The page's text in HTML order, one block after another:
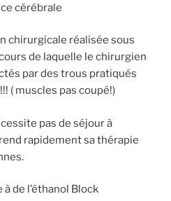
cérébrale
chirurgicale réalisée sous
de laquelle le chirurgien
par des trous pratiqués
( muscles pas coupé!)
pas de séjour à
rapidement sa thérapie
de l’éthanol Block